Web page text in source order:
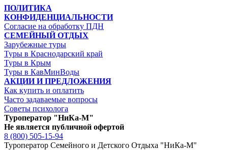
ПОЛИТИКА
КОНФИДЕНЦИАЛЬНОСТИ
Согласие на обработку ПДН
СЕМЕЙНЫЙ ОТДЫХ
Зарубежные туры
Туры в Краснодарский край
Туры в Крым
Туры в КавМинВоды
АКЦИИ И ПРЕДЛОЖЕНИЯ
Как купить и оплатить
Часто задаваемые вопросы
Советы психолога
Туроператор "НиКа-М"
Не является публичной офертой
8 (800) 505-15-94
Туроператор Семейного и Детского Отдыха "НиКа-М"